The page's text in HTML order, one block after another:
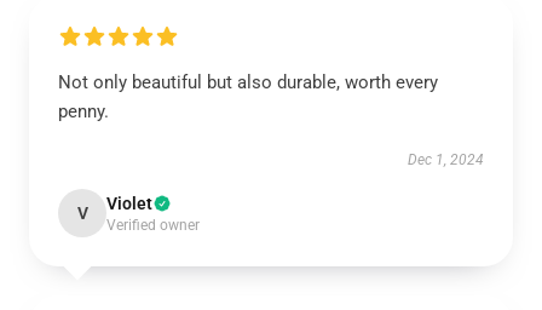
Not only beautiful but also durable, worth every
penny.
Dec 1, 2024
V Violet
Verified owner